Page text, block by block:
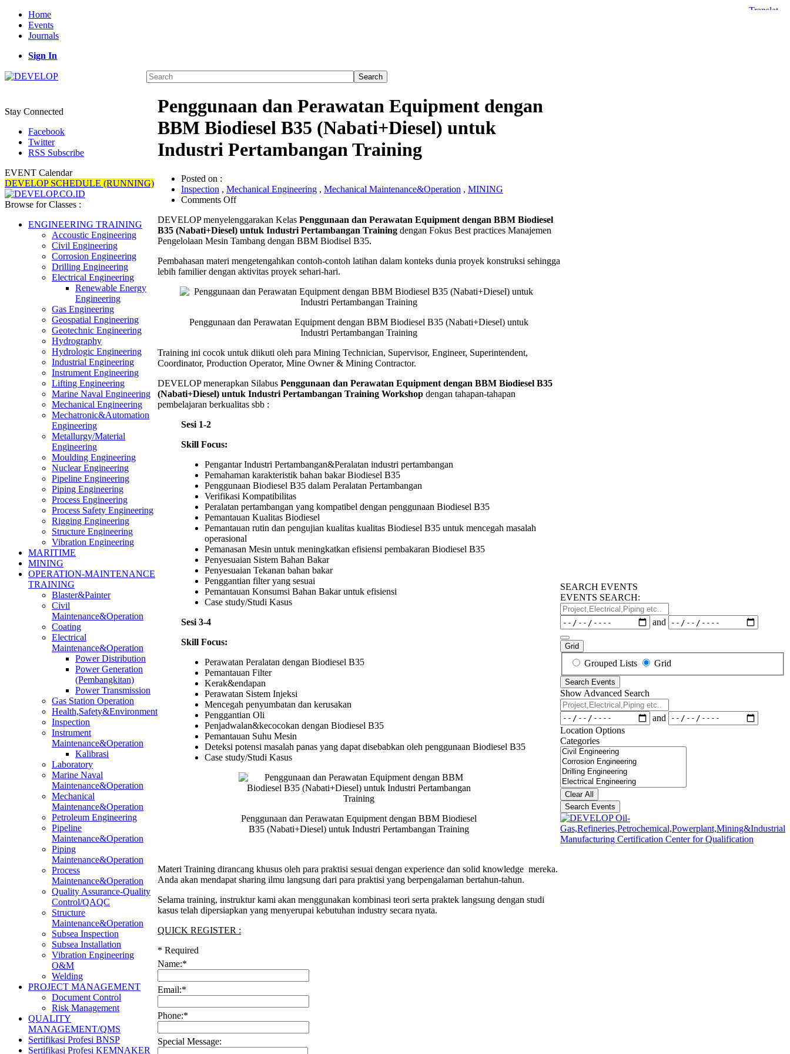
Home
Events
Journals
Sign In
Stay Connected
Facebook
Twitter
RSS Subscribe
EVENT Calendar
DEVELOP SCHEDULE (RUNNING)
Browse for Classes :
ENGINEERING TRAINING
Accoustic Engineering
Civil Engineering
Corrosion Engineering
Drilling Engineering
Electrical Engineering
Renewable Energy
Engineering
Gas Engineering
Geospatial Engineering
Geotechnic Engineering
Hydrography
Hydrologic Engineering
Industrial Engineering
Instrument Engineering
Lifting Engineering
Marine Naval Engineering
Mechanical Engineering
Mechatronic&Automation
Engineering
Metallurgy/Material
Engineering
Moulding Engineering
Nuclear Engineering
Pipeline Engineering
Piping Engineering
Process Engineering
Process Safety Engineering
Rigging Engineering
Structure Engineering
Vibration Engineering
MARITIME
MINING
OPERATION-MAINTENANCE
TRAINING
Blaster&Painter
Civil
Maintenance&Operation
Coating
Electrical
Maintenance&Operation
Power Distribution
Power Generation
(Pembangkitan)
Power Transmission
Gas Station Operation
Health,Safety&Environment
Inspection
Instrument
Maintenance&Operation
Kalibrasi
Laboratory
Marine Naval
Maintenance&Operation
Mechanical
Maintenance&Operation
Petroleum Engineering
Pipeline
Maintenance&Operation
Piping
Maintenance&Operation
Process
Maintenance&Operation
Quality Assurance-Quality
Control/QAQC
Structure
Maintenance&Operation
Subsea Inspection
Subsea Installation
Vibration Engineering
O&M
Welding
PROJECT MANAGEMENT
Document Control
Risk Management
QUALITY
MANAGEMENT/QMS
Sertifikasi Profesi BNSP
Sertifikasi Profesi KEMNAKER
Penggunaan dan Perawatan Equipment dengan
BBM Biodiesel B35 (Nabati+Diesel) untuk
Industri Pertambangan Training
Posted on :
Inspection , Mechanical Engineering , Mechanical Maintenance&Operation , MINING
Comments Offon
dan
Perawatan
Equipment
BBM
Biodiesel
(Nabati+Diesel)
Pertambangan
DEVELOP menyelenggarakan Kelas Penggunaan dan Perawatan Equipment dengan BBM Biodiesel
B35 (Nabati+Diesel) untuk Industri Pertambangan Training dengan Fokus Best practices Manajemen
Pengelolaan Mesin Tambang dengan BBM Biodisel B35.
Pembahasan materi mengetengahkan contoh-contoh latihan dalam konteks dunia proyek konstruksi sehingga
lebih familier dengan aktivitas proyek sehari-hari.
Penggunaan dan Perawatan Equipment dengan BBM Biodiesel B35 (Nabati+Diesel) untuk
Industri Pertambangan Training
Training ini cocok untuk diikuti oleh para Mining Technician, Supervisor, Engineer, Superintendent,
Coordinator, Production Operator, Mine Owner & Mining Contractor.
DEVELOP menerapkan Silabus Penggunaan dan Perawatan Equipment dengan BBM Biodiesel B35
(Nabati+Diesel) untuk Industri Pertambangan Training Workshop dengan tahapan-tahapan
pembelajaran berkualitas sbb :
Sesi 1-2
Skill Focus:
Pengantar Industri Pertambangan&Peralatan industri pertambangan
Pemahaman karakteristik bahan bakar Biodiesel B35
Penggunaan Biodiesel B35 dalam Peralatan Pertambangan
Verifikasi Kompatibilitas
Peralatan pertambangan yang kompatibel dengan penggunaan Biodiesel B35
Pemantauan Kualitas Biodiesel
Pemantauan rutin dan pengujian kualitas kualitas Biodiesel B35 untuk mencegah masalah
operasional
Pemanasan Mesin untuk meningkatkan efisiensi pembakaran Biodiesel B35
Penyesuaian Sistem Bahan Bakar
Penyesuaian Tekanan bahan bakar
Penggantian filter yang sesuai
Pemantauan Konsumsi Bahan Bakar untuk efisiensi
Case study/Studi Kasus
Sesi 3-4
Skill Focus:
Perawatan Peralatan dengan Biodiesel B35
Pemantauan Filter
Kerak&endapan
Perawatan Sistem Injeksi
Mencegah penyumbatan dan kerusakan
Penggantian Oli
Penjadwalan&kecocokan dengan Biodiesel B35
Pemantauan Suhu Mesin
Deteksi potensi masalah panas yang dapat disebabkan oleh penggunaan Biodiesel B35
Case study/Studi Kasus
Penggunaan dan Perawatan Equipment dengan BBM Biodiesel
B35 (Nabati+Diesel) untuk Industri Pertambangan Training
Materi Training dirancang khusus oleh para praktisi sesuai dengan experience dan solid knowledge mereka.
Anda akan mendapat sharing ilmu langsung dari para praktisi yang berpengalaman bertahun-tahun.
Selama training, instruktur kami akan menggunakan kombinasi teori serta praktek langsung dengan studi
kasus telah dipersiapkan yang menyerupai kebutuhan industry secara nyata.
QUICK REGISTER :
* Required
Name:*
Email:*
Phone:*
Special Message:
SEARCH EVENTS
EVENTS SEARCH:
Project,Electrical,Piping
etc..
Dates and
Grid
Search
View
Type
Grouped Lists Grid
Search Events
Show Advanced Search
Project,Electrical,Piping
etc..
Dates
and
Location Options
Categories
Categories
Clear All
Search Events